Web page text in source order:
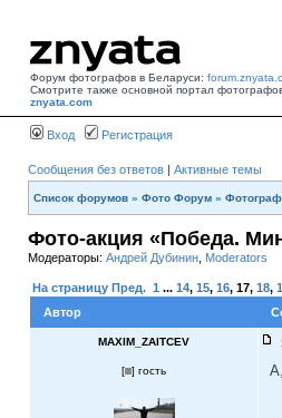
Форум фотографов в Беларуси:
Смотрите также основной портал
znyata.com
Вход Регистрация
Сообщения без ответов | Активные темы
Список форумов » Фото Форум »
Фото-акция «Победа.
Модераторы: Андрей Дубинин Moderators
На страницу Пред. 1 ... 14, 15, 16, 17, 18,
Автор
MAXIM_ZAITCEV
[ ] гость